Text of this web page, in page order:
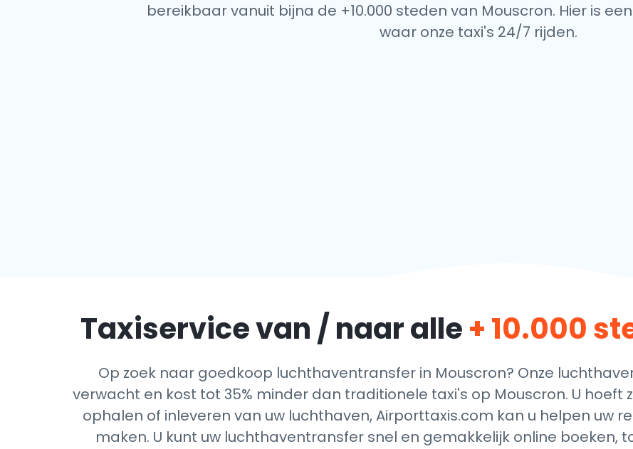
bereikbaar vanuit bijna de +10.000 steden van Mouscron. Hier is
waar onze taxi's 24/7 rijden.
Taxiservice van / naar alle+ 10.000
Op zoek naar goedkoop luchthaventransfer in Mouscron? Onze
verwacht en kost tot 35% minder dan traditionele taxi's op Mouscron. U hoeft
ophalen of inleveren van uw luchthaven, Airporttaxis.com kan u helpen uw
maken. U kunt uw luchthaventransfer snel en gemakkelijk online boeken,